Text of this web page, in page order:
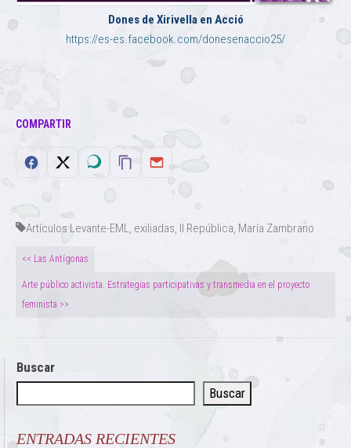
Dones de Xirivella en Acció
https://es-es.facebook.com/donesenaccio25/
COMPARTIR
Artículos Levante-EML, exiliadas, II República, María Zambrano
<< Las Antígonas
Arte público activista. Estrategias participativas y transmedia en el proyecto
feminista >>
Buscar
Buscar
ENTRADAS RECIENTES